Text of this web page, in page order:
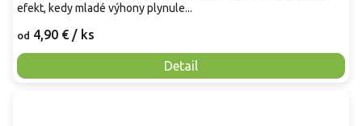
od 4,90 € / ks
Detail
efekt, kedy mladé výhony plynule...